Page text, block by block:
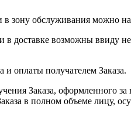
в зону обслуживания можно
в доставке возможны ввиду
оплаты получателем Заказа.
Заказа, оформленного
в полном объеме лицу,